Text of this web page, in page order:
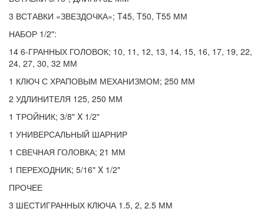
3 ВСТАВКИ «ЗВЕЗДОЧКА»; T45, T50, T55 ММ
НАБОР 1/2":
14 6-ГРАННЫХ ГОЛОВОК; 10, 11, 12, 13, 14, 15, 16, 17, 19, 22,
24, 27, 30, 32 ММ
1 КЛЮЧ С ХРАПОВЫМ МЕХАНИЗМОМ; 250 ММ
2 УДЛИНИТЕЛЯ 125, 250 ММ
1 ТРОЙНИК; 3/8" X 1/2"
1 УНИВЕРСАЛЬНЫЙ ШАРНИР
1 СВЕЧНАЯ ГОЛОВКА; 21 ММ
1 ПЕРЕХОДНИК; 5/16" X 1/2"
ПРОЧЕЕ
3 ШЕСТИГРАННЫХ КЛЮЧА 1.5, 2, 2.5 ММ